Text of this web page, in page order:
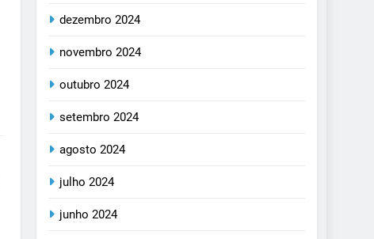
dezembro 2024
novembro 2024
outubro 2024
setembro 2024
agosto 2024
julho 2024
junho 2024